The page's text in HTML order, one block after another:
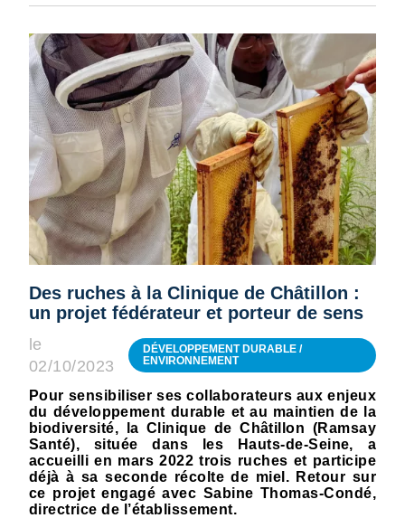
Des ruches à la Clinique de Châtillon :
un projet fédérateur et porteur de sens
le
02/10/2023
DÉVELOPPEMENT DURABLE /
ENVIRONNEMENT
Pour sensibiliser ses collaborateurs aux enjeux
du développement durable et au maintien de la
biodiversité, la Clinique de Châtillon (Ramsay
Santé), située dans les Hauts-de-Seine, a
accueilli en mars 2022 trois ruches et participe
déjà à sa seconde récolte de miel. Retour sur
ce projet engagé avec Sabine Thomas-Condé,
directrice de l’établissement.